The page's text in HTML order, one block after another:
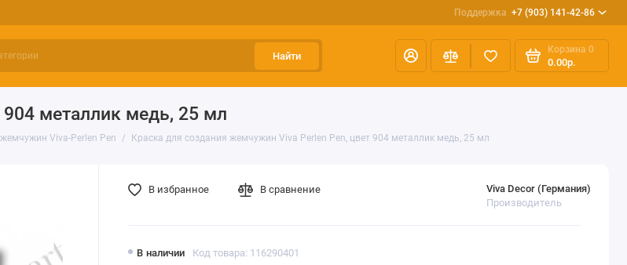
Поддержка +7 (903) 141-42-86
Найти
Корзина 0
0.00р.
металлик медь, 25 мл
Viva-Perlen Pen Краска для создания жемчужин Viva Perlen Pen, цвет 904 металлик медь, 25 мл
В наличии Код товара: 116290401
Viva Decor (Германия)
Производитель
В избранное В сравнение